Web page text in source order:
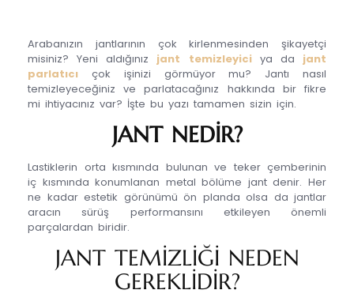
Arabanızın jantlarının çok kirlenmesinden şikayetçi
misiniz? Yeni aldığınız jant temizleyici ya da jant
parlatıcı çok işinizi görmüyor mu? Jantı nasıl
temizleyeceğiniz ve parlatacağınız hakkında bir fikre
mi ihtiyacınız var? İşte bu yazı tamamen sizin için.
JANT NEDİR?
Lastiklerin orta kısmında bulunan ve teker çemberinin
iç kısmında konumlanan metal bölüme jant denir. Her
ne kadar estetik görünümü ön planda olsa da jantlar
aracın sürüş performansını etkileyen önemli
parçalardan biridir.
JANT TEMİZLİĞİ NEDEN
GEREKLİDİR?